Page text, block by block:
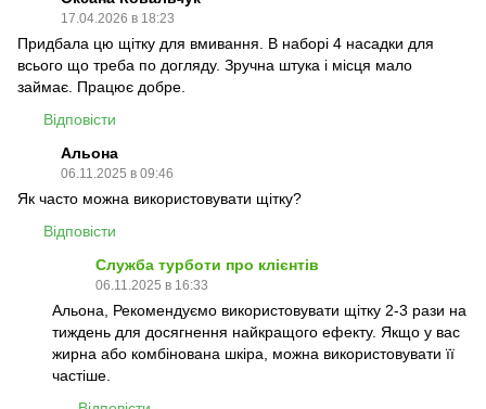
17.04.2026 в 18:23
Придбала цю щітку для вмивання. В наборі 4 насадки для
всього що треба по догляду. Зручна штука і місця мало
займає. Працює добре.
Відповісти
Альона
06.11.2025 в 09:46
Як часто можна використовувати щітку?
Відповісти
Служба турботи про клієнтів
06.11.2025 в 16:33
Альона, Рекомендуємо використовувати щітку 2-3 рази на
тиждень для досягнення найкращого ефекту. Якщо у вас
жирна або комбінована шкіра, можна використовувати її
частіше.